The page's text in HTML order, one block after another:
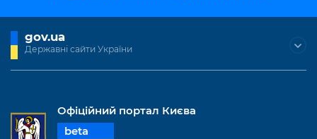
gov.ua
Державні сайти України
Офіційний портал Києва
beta